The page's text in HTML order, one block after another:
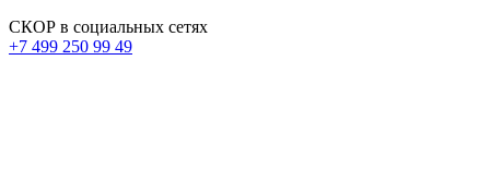
СКОР в социальных сетях
+7 499 250 99 49